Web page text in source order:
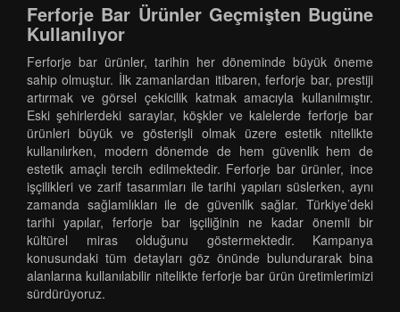
Ferforje Bar Ürünler Geçmişten Bugüne
Kullanılıyor
Ferforje bar ürünler, tarihin her döneminde büyük öneme
sahip olmuştur. İlk zamanlardan itibaren, ferforje bar, prestiji
artırmak ve görsel çekicilik katmak amacıyla kullanılmıştır.
Eski şehirlerdeki saraylar, köşkler ve kalelerde ferforje bar
ürünleri büyük ve gösterişli olmak üzere estetik nitelikte
kullanılırken, modern dönemde de hem güvenlik hem de
estetik amaçlı tercih edilmektedir. Ferforje bar ürünler, ince
işçilikleri ve zarif tasarımları ile tarihi yapıları süslerken, aynı
zamanda sağlamlıkları ile de güvenlik sağlar. Türkiye’deki
tarihi yapılar, ferforje bar işçiliğinin ne kadar önemli bir
kültürel miras olduğunu göstermektedir. Kampanya
konusundaki tüm detayları göz önünde bulundurarak bina
alanlarına kullanılabilir nitelikte ferforje bar ürün üretimlerimizi
sürdürüyoruz.